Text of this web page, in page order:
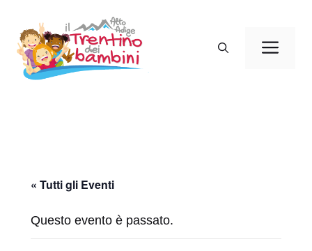
contenuto
« Tutti gli Eventi
Questo evento è passato.